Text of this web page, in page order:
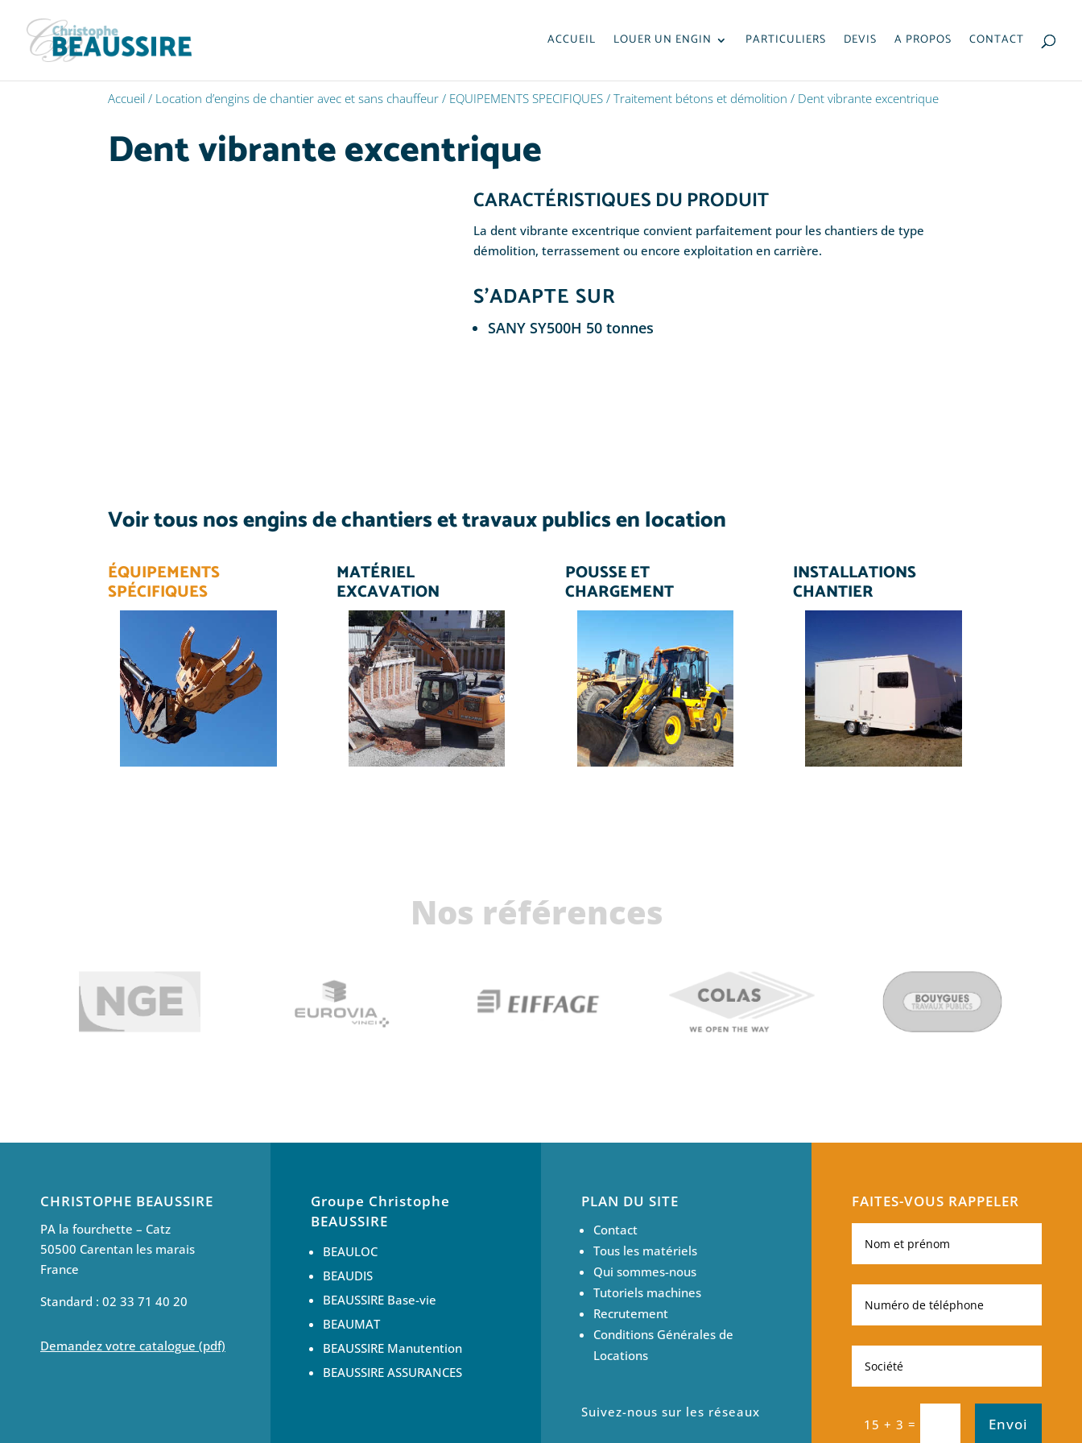
ACCUEIL LOUER UN ENGIN PARTICULIERS DEVIS A PROPOS CONTACT
Accueil / Location d’engins de chantier avec et sans chauffeur / EQUIPEMENTS SPECIFIQUES /Traitement bétons et démolition / Dent vibrante excentrique
Dent vibrante excentrique
CARACTÉRISTIQUES DU PRODUIT
La dent vibrante excentrique convient parfaitement pour les chantiers de type
démolition, terrassement ou encore exploitation en carrière.
S’ADAPTE SUR
SANY SY500H 50 tonnes
Voir tous nos engins de chantiers et travaux publics en location
ÉQUIPEMENTS
SPÉCIFIQUES
MATÉRIEL
EXCAVATION
POUSSE ET
CHARGEMENT
INSTALLATIONS
CHANTIER
Nos références
CHRISTOPHE BEAUSSIRE
PA la fourchette – Catz
50500 Carentan les marais
France
Standard : 02 33 71 40 20
Demandez votre catalogue (pdf)
Groupe Christophe
BEAUSSIRE
BEAULOC
BEAUDIS
BEAUSSIRE Base-vie
BEAUMAT
BEAUSSIRE Manutention
BEAUSSIRE ASSURANCES
PLAN DU SITE
Contact
Tous les matériels
Qui sommes-nous
Tutoriels machines
Recrutement
Conditions Générales de
Locations
Suivez-nous sur les réseaux
FAITES-VOUS RAPPELER
15 + 3 = Envoi